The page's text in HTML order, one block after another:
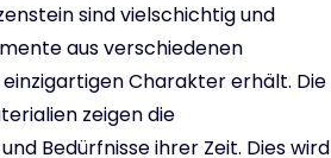
sind vielschichtig und
aus verschiedenen
Charakter erhält. Die
zeigen die
Bedürfnisse ihrer Zeit. Dies wird